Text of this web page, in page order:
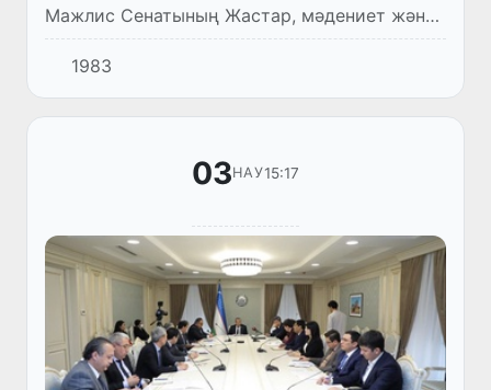
Мажлис Сенатының Жастар, мәдениет және
спорт мәселесі комитетінің жиналысы өтті.
Онда жоғарғы палатаның кезектегі жалпы
мәжілісінің күн тәртібін...
1983
03НАУ15:17